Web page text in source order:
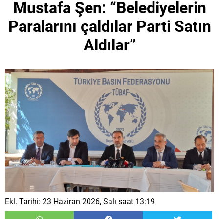
Mustafa Şen: “Belediyelerin
Paralarını çaldılar Parti Satın
Aldılar’’
Ekl. Tarihi: 23 Haziran 2026, Salı saat 13:19